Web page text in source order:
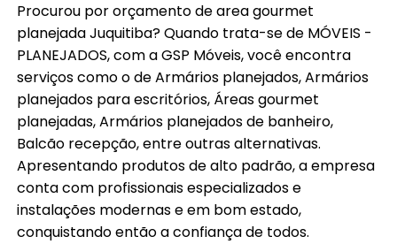
Procurou por orçamento de area gourmet
planejada Juquitiba? Quando trata-se de MÓVEIS -
PLANEJADOS, com a GSP Móveis, você encontra
serviços como o de Armários planejados, Armários
planejados para escritórios, Áreas gourmet
planejadas, Armários planejados de banheiro,
Balcão recepção, entre outras alternativas.
Apresentando produtos de alto padrão, a empresa
conta com profissionais especializados e
instalações modernas e em bom estado,
conquistando então a confiança de todos.